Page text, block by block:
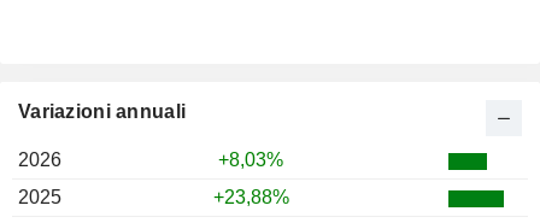
Variazioni annuali
2026
+8,03%
2025
+23,88%